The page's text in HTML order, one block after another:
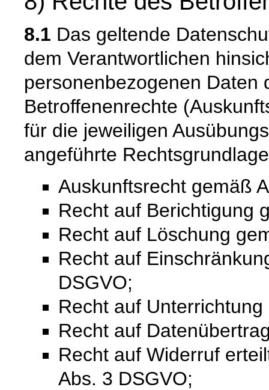
8.1 Das geltende
dem Verantwortlichen
personenbezogenen Daten
Betroffenenrechte
für die jeweiligen
angeführte
Auskunftsrecht gemäß
Recht auf Berichtigung
Recht auf Löschung
Recht auf
DSGVO;
Recht auf
Recht auf
Recht auf Widerruf
Abs. 3 DSGVO;